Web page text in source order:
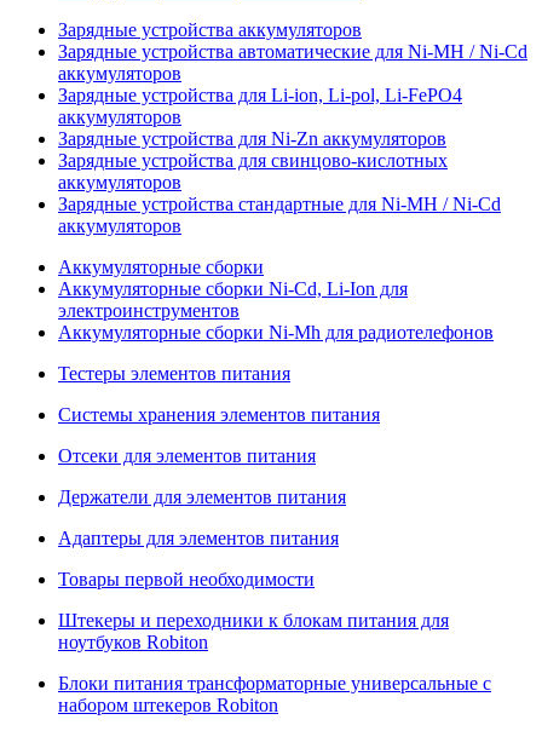
Зарядные устройства аккумуляторов
Зарядные устройства автоматические для Ni-MH / Ni-Cd
аккумуляторов
Зарядные устройства для Li-ion, Li-pol, Li-FePO4
аккумуляторов
Зарядные устройства для Ni-Zn аккумуляторов
Зарядные устройства для свинцово-кислотных
аккумуляторов
Зарядные устройства стандартные для Ni-MH / Ni-Cd
аккумуляторов
Аккумуляторные сборки
Аккумуляторные сборки Ni-Cd, Li-Ion для
электроинструментов
Аккумуляторные сборки Ni-Mh для радиотелефонов
Тестеры элементов питания
Системы хранения элементов питания
Отсеки для элементов питания
Держатели для элементов питания
Адаптеры для элементов питания
Товары первой необходимости
Штекеры и переходники к блокам питания для
ноутбуков Robiton
Блоки питания трансформаторные универсальные с
набором штекеров Robiton